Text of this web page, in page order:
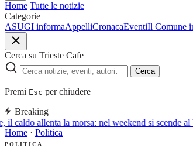
Home Tutte le notizie
Categorie
ASUGI informaAppelliCronacaEventiIl Comune
Cerca su Trieste Cafe
Cerca
Premi Esc per chiudere
Breaking
caldo allenta la morsa: nel weekend si scende al
Home · Politica
POLITICA